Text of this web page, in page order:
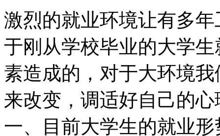
激烈的就业环境让有多
于刚从学校毕业的大学
素造成的，对于大环境
来改变，调适好自己的
一、目前大学生的就业形